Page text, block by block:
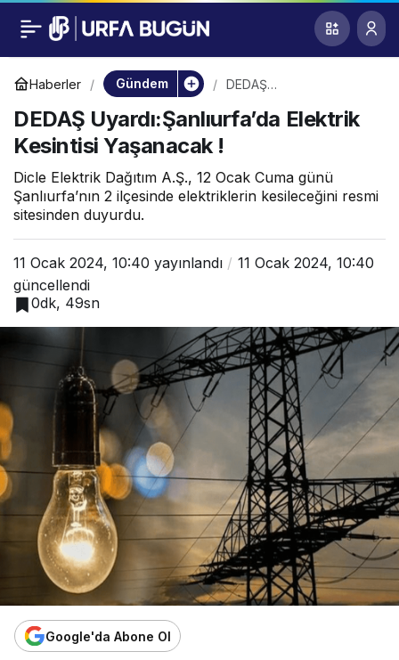
Haberler Gündem
DEDAŞ
Elektrik Kesintisi
Yaşanacak !
DEDAŞ Uyardı:Şanlıurfa’da Elektrik
Kesintisi Yaşanacak !
Dicle Elektrik Dağıtım A.Ş., 12 Ocak Cuma günü
Şanlıurfa’nın 2 ilçesinde elektriklerin kesileceğini resmi
sitesinden duyurdu.
11 Ocak 2024, 10:40 yayınlandı
11 Ocak 2024, 10:40
güncellendi
0dk, 49sn
Google'da Abone Ol
DEDAŞ
Uyardı:Şanlıurfa’da
Elektrik Kesintisi
Yaşanacak !
0